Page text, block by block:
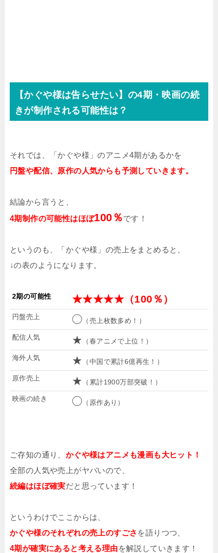
【かぐや様は告らせたい】の4期・映画の続
きが制作される可能性は？
それでは、「かぐや様」のアニメ4期があるかを
円盤や配信、原作の人気からも予測していきます。
結論から言うと、
4期制作の可能性はほぼ100％です！
というのも、「かぐや様」の売上をまとめると、
↓の表のようになります。
2期の可能性 ★★★★★（100％）
円盤売上 ◯ （売上枚数多め！）
配信人気 ★ （春アニメで上位！）
海外人気 ★ （中国で累計6億再生！）
原作売上 ★ （累計1900万部突破！）
映画の続き ◯ （原作あり）
ご存知の通り、 かぐや様はアニメも漫画も大ヒット！
全部の人気や売上がヤバいので、
続編はほぼ確実だと思っています！
というわけでここからは、
かぐや様のそれぞれの売上のすごさ を語りつつ、
4期が確実にあると考える理由 を解説していきます！